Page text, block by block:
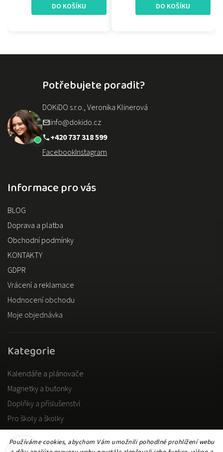
Používáme cookies, abychom Vám umožnili pohodlné prohlížení webu
DO KOŠÍKU DO KOŠÍKU
Kategorie
Kalendáře a plánovače
Magnetky a butonky
Doplňky a příslušenství
Pro školy a školky
Informace pro vás
BLOG
Doprava a platba
Obchodní podmínky
KONTAKTY
GDPR
Vrácení a reklamace
Hodnocení obchodu
Moje objednávka
Potřebujete poradit?
DOKiDO s.r.o., Veronika Klinerová
info@dokido.cz
+420 737 318 599
FacebookInstagram